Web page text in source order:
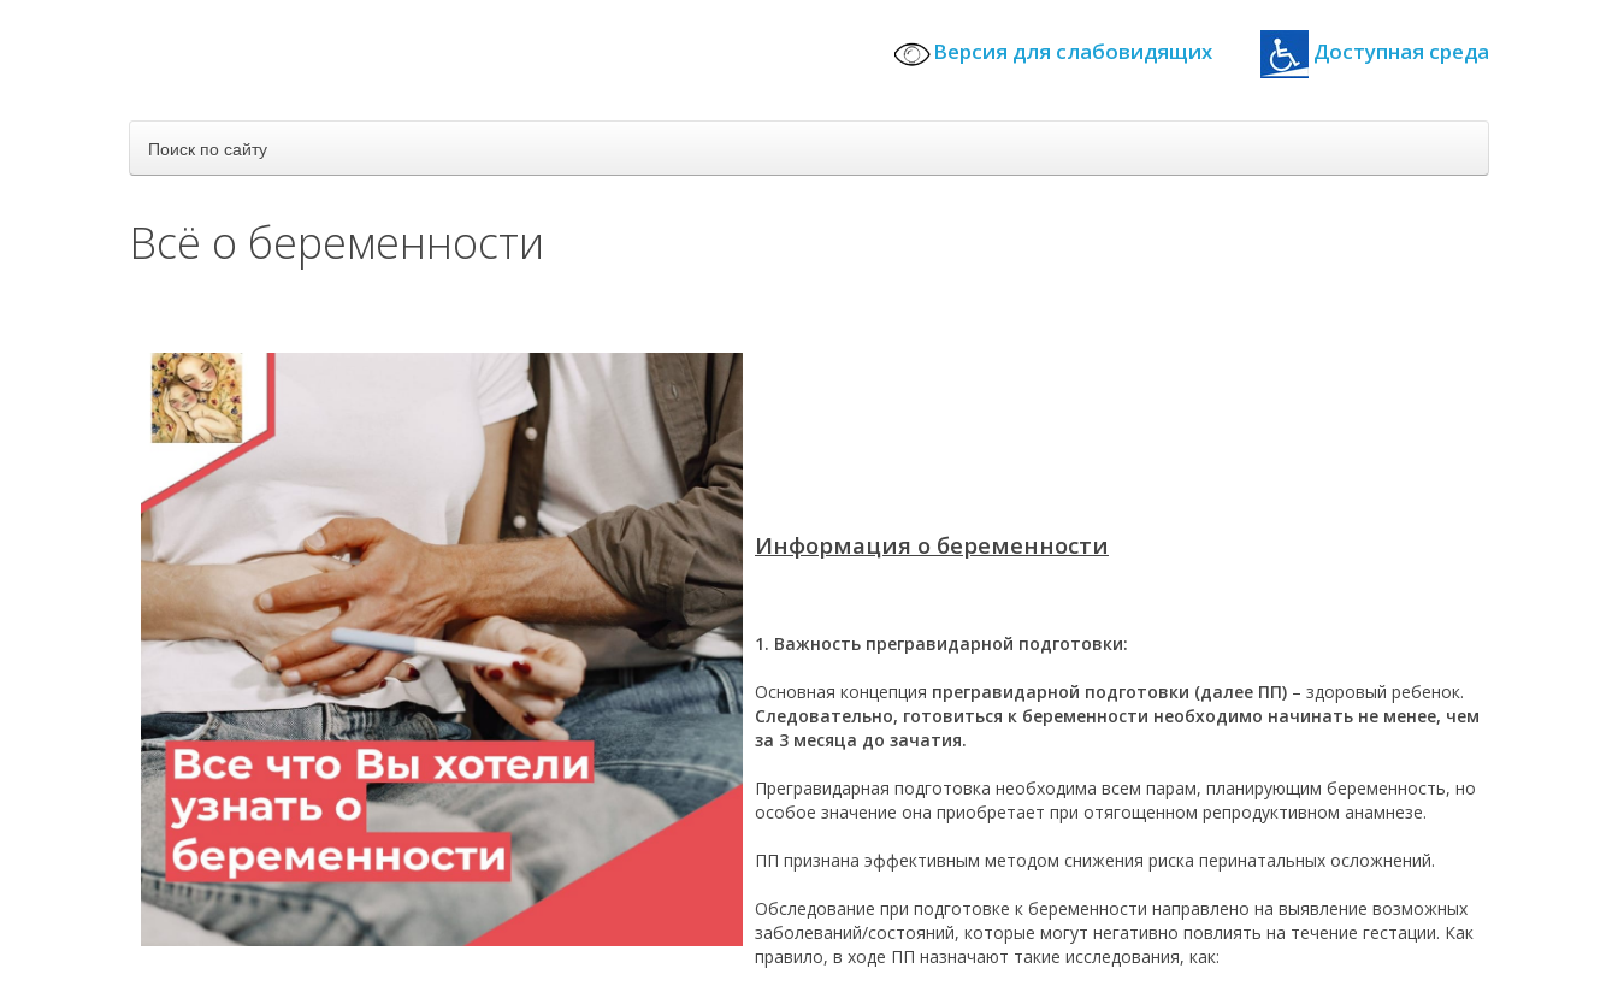
Версия для слабовидящих Доступная среда
Поиск по сайту
Всё о беременности
Информация о беременности
1. Важность прегравидарной подготовки:
Основная концепция прегравидарной подготовки (далее ПП) – здоровый ребенок.
Следовательно, готовиться к беременности необходимо начинать не менее, чем
за 3 месяца до зачатия.
Прегравидарная подготовка необходима всем парам, планирующим беременность, но
особое значение она приобретает при отягощенном репродуктивном анамнезе.
ПП признана эффективным методом снижения риска перинатальных осложнений.
Обследование при подготовке к беременности направлено на выявление возможных
заболеваний/состояний, которые могут негативно повлиять на течение гестации. Как
правило, в ходе ПП назначают такие исследования, как: